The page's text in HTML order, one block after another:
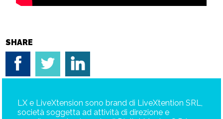
SHARE
LX e LiveXtension sono brand di LiveXtention SRL,
società soggetta ad attività di direzione e